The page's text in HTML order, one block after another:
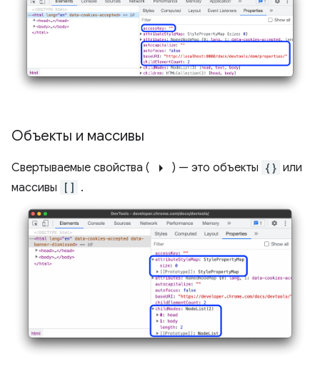
Объекты и массивы
Свертываемые свойства ( arrow_right ) — это объекты {} или
массивы
[] .